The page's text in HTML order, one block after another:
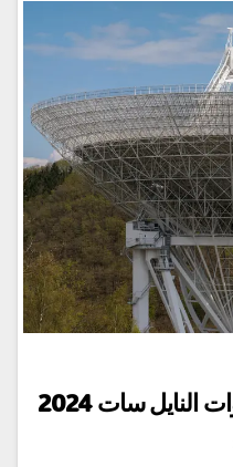
النايل سات 2024